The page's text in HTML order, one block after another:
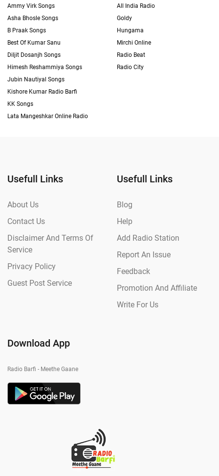
Ammy Virk Songs
Asha Bhosle Songs
B Praak Songs
Best Of Kumar Sanu
Diljit Dosanjh Songs
Himesh Reshammiya Songs
Jubin Nautiyal Songs
Kishore Kumar Radio Barfi
KK Songs
Lata Mangeshkar Online Radio
All India Radio
Goldy
Hungama
Mirchi Online
Radio Beat
Radio City
Usefull Links
About Us
Contact Us
Disclaimer And Terms Of
Service
Privacy Policy
Guest Post Service
Usefull Links
Blog
Help
Add Radio Station
Report An Issue
Feedback
Promotion And Affiliate
Write For Us
Download App
Radio Barfi - Meethe Gaane